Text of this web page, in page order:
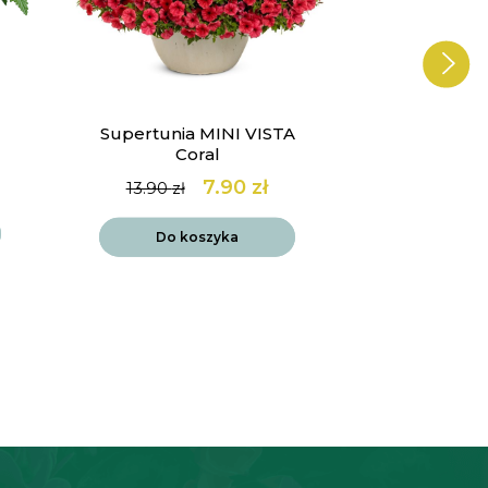
Supertunia MINI VISTA
Coral
13.90zł
Pierwotna
cena
wynosiła:
13.90 zł.
7.90 zł
Aktualna
cena
wynosi:
7.90 zł.
Do koszyka